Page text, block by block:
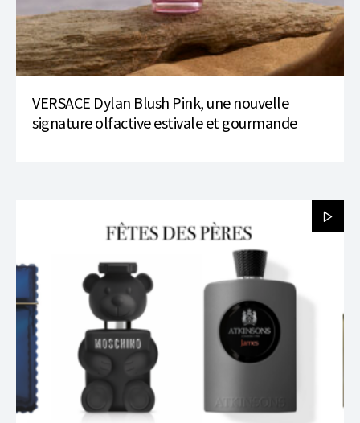
VERSACE Dylan Blush Pink, une nouvelle
signature olfactive estivale et gourmande